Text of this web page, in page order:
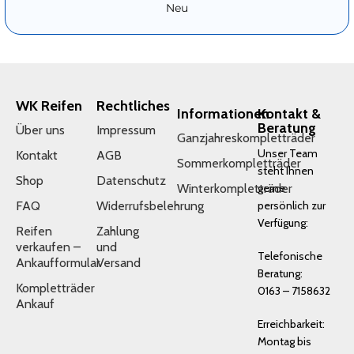
Neu
WK Reifen
Über uns
Kontakt
Shop
FAQ
Reifen
verkaufen –
Ankaufformular
Kompletträder
Ankauf
Rechtliches
Impressum
AGB
Datenschutz
Widerrufsbelehrung
Zahlung
und
Versand
Informationen
Ganzjahreskompletträder
Sommerkompletträder
Winterkompletträder
Kontakt &
Beratung
Unser Team
steht Ihnen
gerne
persönlich zur
Verfügung:
Telefonische
Beratung:
0163 – 7158632
Erreichbarkeit:
Montag bis